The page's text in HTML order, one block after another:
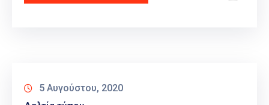
5 Αυγούστου, 2020